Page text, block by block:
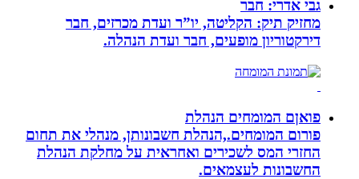
גבי אדרי: חבר
מחזיק תיק: הקליטה, יו”ר ועדת מכרזים, חבר
דירקטוריון מופעים, חבר ועדת הנהלה.
פואןם המומחים הנהלת
פורום המומחים.,הנהלת חשבונותן, מנהלי את תחום
החזרי המס לשכירים ואחראית על מחלקת הנהלת
החשבונות לעצמאים.